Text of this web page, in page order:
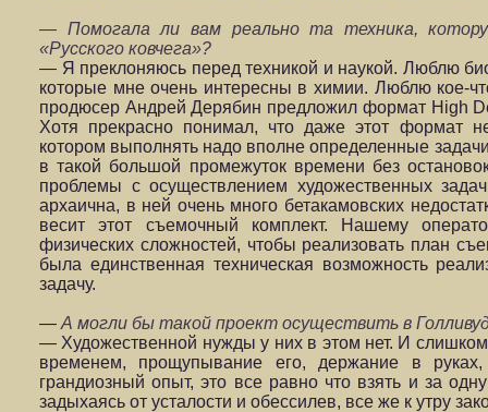
— Помогала ли вам реально та техника,
«Русского ковчега»?
— Я преклоняюсь перед техникой и наукой. Люблю
которые мне очень интересны в химии. Люблю кое-
продюсер Андрей Дерябин предложил формат High
Хотя прекрасно понимал, что даже этот формат
котором выполнять надо вполне определенные
в такой большой промежуток времени без
проблемы с осуществлением художественных
архаична, в ней очень много бетакамовских
весит этот съемочный комплект. Нашему
физических сложностей, чтобы реализовать план
была единственная техническая возможность
задачу.
— А могли бы такой проект осуществить в
— Художественной нужды у них в этом нет. И
временем, прощупывание его, держание в
грандиозный опыт, это все равно что взять и за
задыхаясь от усталости и обессилев, все же к утру